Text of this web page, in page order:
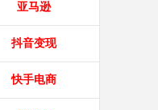
亚马逊
抖音变现
快手电商